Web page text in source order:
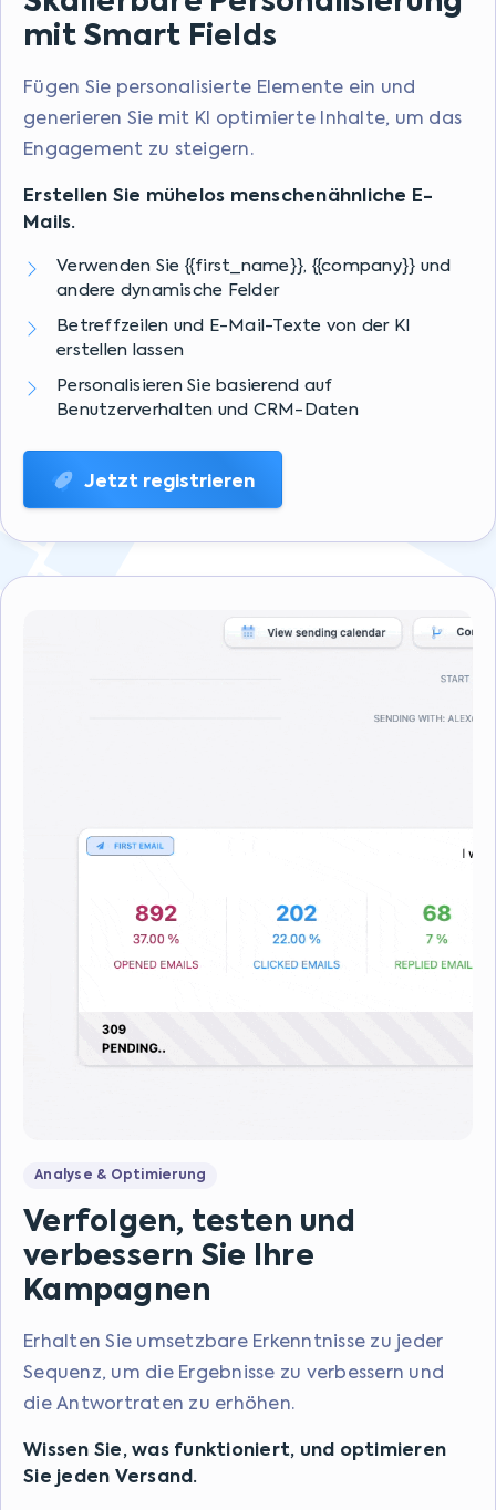
mit Smart Fields
Fügen Sie personalisierte Elemente ein und
generieren Sie mit KI optimierte Inhalte, um das
Engagement zu steigern.
Erstellen Sie mühelos menschenähnliche E-
Mails.
Verwenden Sie {{first_name}}, {{company}} und
andere dynamische Felder
Betreffzeilen und E-Mail-Texte von der KI
erstellen lassen
Personalisieren Sie basierend auf
Benutzerverhalten und CRM-Daten
Jetzt registrieren
Analyse & Optimierung
Verfolgen, testen und
verbessern Sie Ihre
Kampagnen
Erhalten Sie umsetzbare Erkenntnisse zu jeder
Sequenz, um die Ergebnisse zu verbessern und
die Antwortraten zu erhöhen.
Wissen Sie, was funktioniert, und optimieren
Sie jeden Versand.